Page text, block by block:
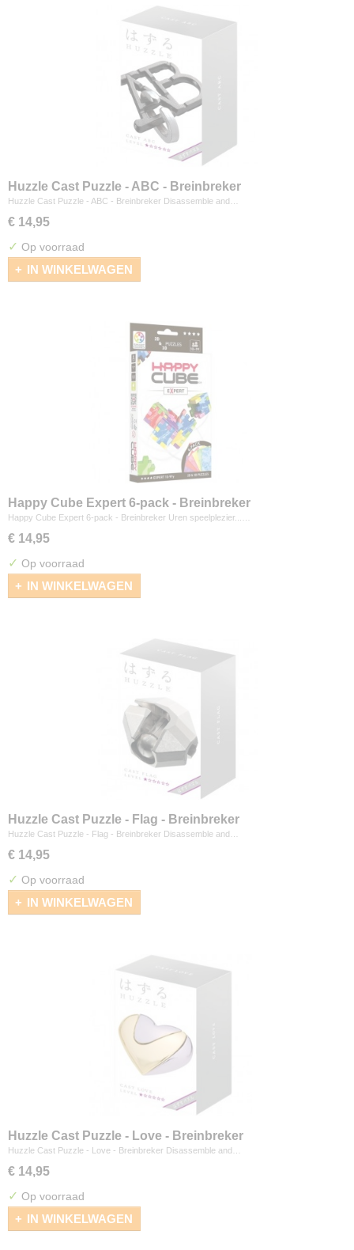
Huzzle Cast Puzzle - ABC - Breinbreker
Huzzle Cast Puzzle - ABC - Breinbreker Disassemble and…
€ 14,95
✓ Op voorraad
IN WINKELWAGEN
Happy Cube Expert 6-pack - Breinbreker
Happy Cube Expert 6-pack - Breinbreker Uren speelplezier...…
€ 14,95
✓ Op voorraad
IN WINKELWAGEN
Huzzle Cast Puzzle - Flag - Breinbreker
Huzzle Cast Puzzle - Flag - Breinbreker Disassemble and…
€ 14,95
✓ Op voorraad
IN WINKELWAGEN
Huzzle Cast Puzzle - Love - Breinbreker
Huzzle Cast Puzzle - Love - Breinbreker Disassemble and…
€ 14,95
✓ Op voorraad
IN WINKELWAGEN